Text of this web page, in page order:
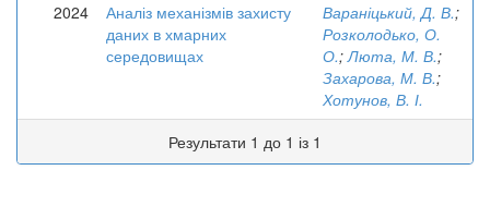
2024
Аналіз механізмів захисту
даних в хмарних
середовищах
Вараніцький, Д. В.;
Розколодько, О.
О.;Люта, М. В.;
Захарова, М. В.;
Хотунов, В. І.
Результати 1 до 1 із 1